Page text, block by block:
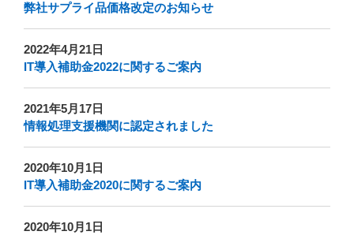
弊社サプライ品価格改定のお知らせ
2022年4月21日
IT導入補助金2022に関するご案内
2021年5月17日
情報処理支援機関に認定されました
2020年10月1日
IT導入補助金2020に関するご案内
2020年10月1日